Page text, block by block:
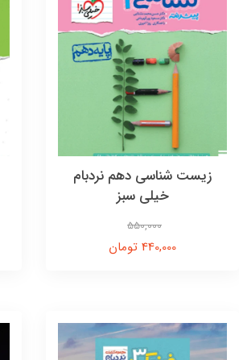
زیست شناسی دهم نردبام
خیلی سبز
550,000
440,000 تومان